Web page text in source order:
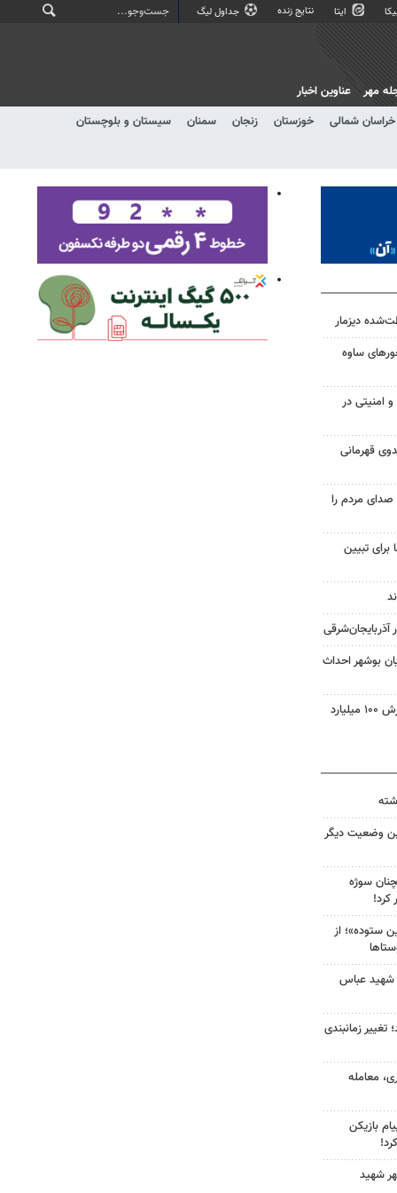
ایتا نتایج زنده جداول لیگ
خراسان شمالی خوزستان زنجان سمنان
سیستان و بلوچستان
مهر عناوین اخبار
دیزمار
ساوه
امنیتی در
قهرمانی
مردم را
تبیین
بوشهر احداث
تاجره: ۱۰ تن کالای قاچاق به ارزش ۱۰۰ میلیارد
وضعیت دیگر
سوژه
کرد!
ستوده»؛ از
شهید عباس
تغییر زمانبندی
معامله
بازیکن
شهید